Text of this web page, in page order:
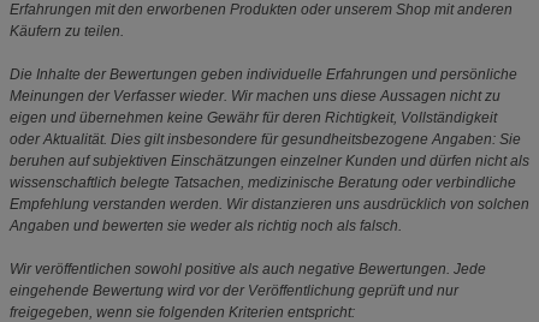
Erfahrungen mit den erworbenen Produkten oder unserem Shop mit anderen
Käufern zu teilen.
Die Inhalte der Bewertungen geben individuelle Erfahrungen und persönliche
Meinungen der Verfasser wieder. Wir machen uns diese Aussagen nicht zu
eigen und übernehmen keine Gewähr für deren Richtigkeit, Vollständigkeit
oder Aktualität. Dies gilt insbesondere für gesundheitsbezogene Angaben: Sie
beruhen auf subjektiven Einschätzungen einzelner Kunden und dürfen nicht als
wissenschaftlich belegte Tatsachen, medizinische Beratung oder verbindliche
Empfehlung verstanden werden. Wir distanzieren uns ausdrücklich von solchen
Angaben und bewerten sie weder als richtig noch als falsch.
Wir veröffentlichen sowohl positive als auch negative Bewertungen. Jede
eingehende Bewertung wird vor der Veröffentlichung geprüft und nur
freigegeben, wenn sie folgenden Kriterien entspricht: